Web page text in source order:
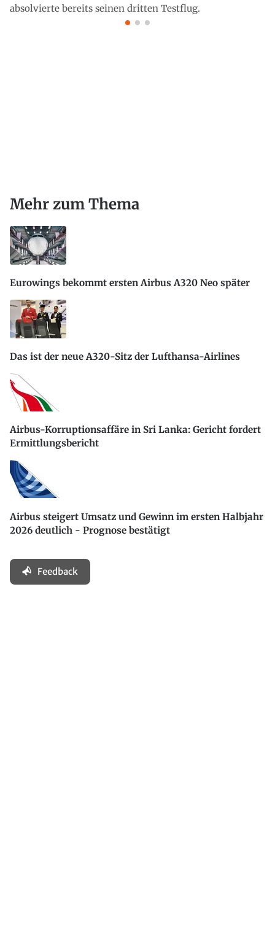
absolvierte bereits seinen dritten Testflug.
Mehr zum Thema
Eurowings bekommt ersten Airbus A320 Neo später
Das ist der neue A320-Sitz der Lufthansa-Airlines
Airbus-Korruptionsaffäre in Sri Lanka: Gericht fordert
Ermittlungsbericht
Airbus steigert Umsatz und Gewinn im ersten Halbjahr
2026 deutlich - Prognose bestätigt
Feedback